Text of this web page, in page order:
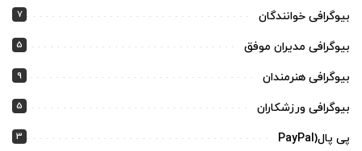
بیوگرافی خوانندگان 7
بیوگرافی مدیران موفق 5
بیوگرافی هنرمندان 9
بیوگرافی ورزشکاران 5
پی پال(PayPal 3